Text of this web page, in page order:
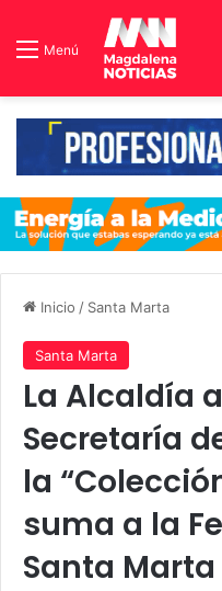
Menú
Inicio / Santa Marta
Santa Marta
La Alcaldía
Secretaría
la
suma a la
Santa Marta